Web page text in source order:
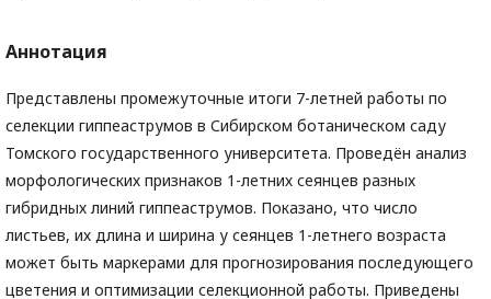
Аннотация
Представлены промежуточные итоги 7-летней работы по
селекции гиппеаструмов в Сибирском ботаническом саду
Томского государственного университета. Проведён анализ
морфологических признаков 1-летних сеянцев разных
гибридных линий гиппеаструмов. Показано, что число
листьев, их длина и ширина у сеянцев 1-летнего возраста
может быть маркерами для прогнозирования последующего
цветения и оптимизации селекционной работы. Приведены